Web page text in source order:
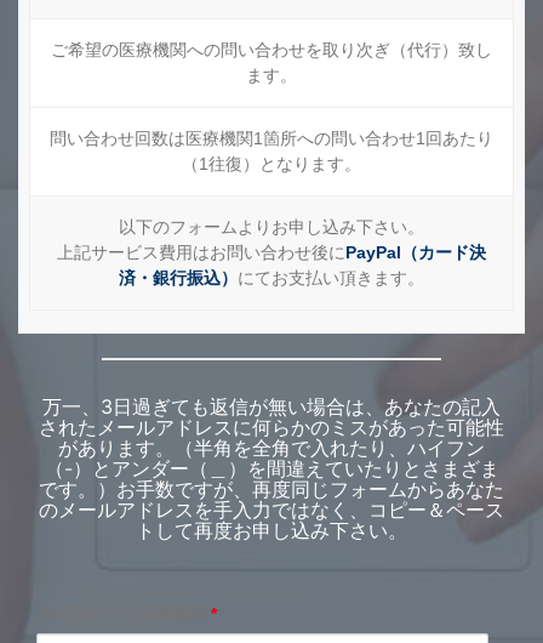
ご希望の医療機関への問い合わせを取り次ぎ（代行）致し
ます。
問い合わせ回数は医療機関1箇所への問い合わせ1回あたり
（1往復）となります。
以下のフォームよりお申し込み下さい。
上記サービス費用はお問い合わせ後にPayPal（カード決
済・銀行振込） にてお支払い頂きます。
万一、3日過ぎても返信が無い場合は、あなたの記入
されたメールアドレスに何らかのミスがあった可能性
があります。（半角を全角で入れたり、ハイフン
（-）とアンダー（＿）を間違えていたりとさまざま
です。）お手数ですが、再度同じフォームからあなた
のメールアドレスを手入力ではなく、コピー＆ペース
トして再度お申し込み下さい。
*